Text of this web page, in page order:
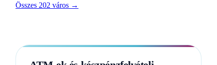
Összes 202 város →